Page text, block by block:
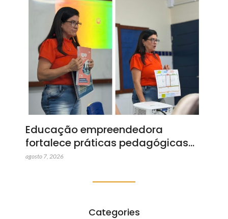
Educação empreendedora
fortalece práticas pedagógicas…
agosto 7, 2026
Categories